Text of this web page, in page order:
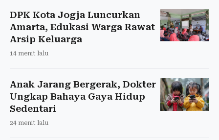
DPK Kota Jogja Luncurkan
Amarta, Edukasi Warga Rawat
Arsip Keluarga
14 menit lalu
Anak Jarang Bergerak, Dokter
Ungkap Bahaya Gaya Hidup
Sedentari
24 menit lalu